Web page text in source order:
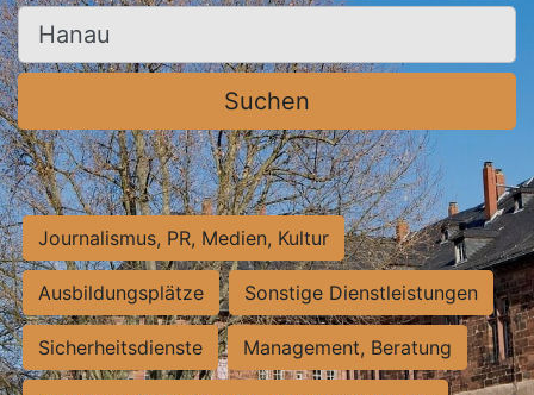
Ort, Stadt
Suchen
Journalismus, PR, Medien, Kultur
Ausbildungsplätze Sonstige Dienstleistungen
Sicherheitsdienste Management, Beratung